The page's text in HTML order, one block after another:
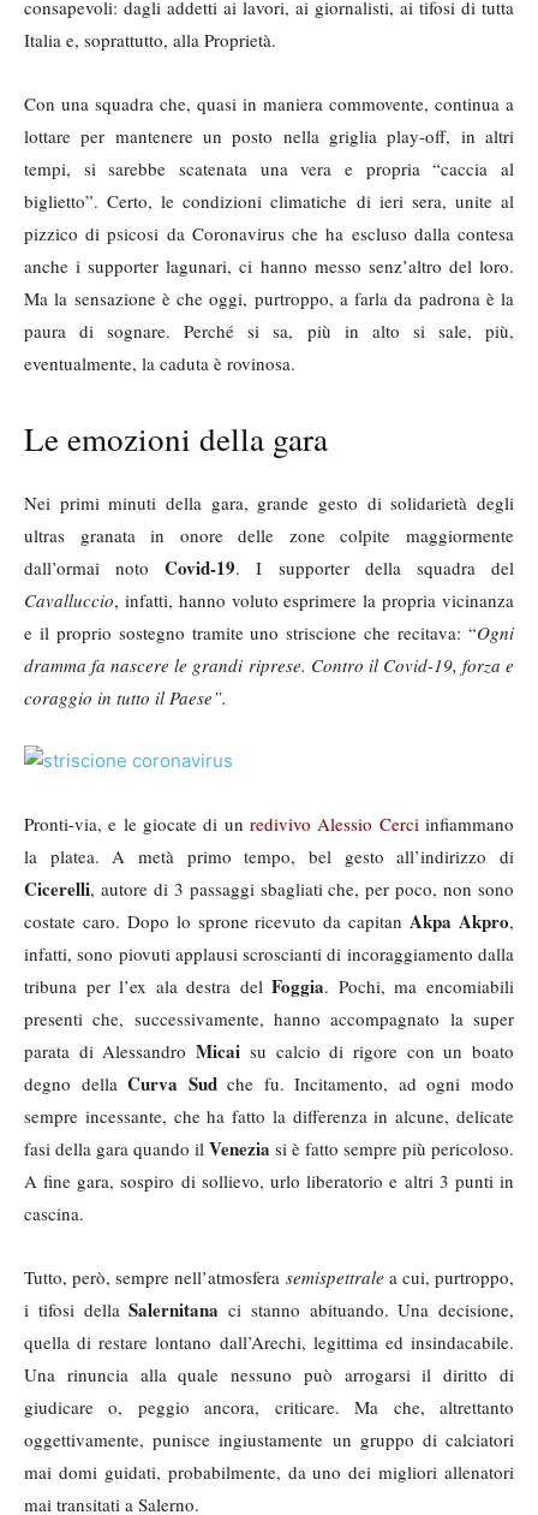
consapevoli: dagli addetti ai lavori, ai giornalisti, ai tifosi di tutta
Italia e, soprattutto, alla Proprietà.
Con una squadra che, quasi in maniera commovente, continua a
lottare per mantenere un posto nella griglia play-off, in altri
tempi, si sarebbe scatenata una vera e propria “caccia al
biglietto”. Certo, le condizioni climatiche di ieri sera, unite al
pizzico di psicosi da Coronavirus che ha escluso dalla contesa
anche i supporter lagunari, ci hanno messo senz’altro del loro.
Ma la sensazione è che oggi, purtroppo, a farla da padrona è la
paura di sognare. Perché si sa, più in alto si sale, più,
eventualmente, la caduta è rovinosa.
Le emozioni della gara
Nei primi minuti della gara, grande gesto di solidarietà degli
ultras granata in onore delle zone colpite maggiormente
dall’ormai notoCovid-19. I supporter della squadra del
Cavalluccio, infatti, hanno voluto esprimere la propria vicinanza
e il proprio sostegno tramite uno striscione che recitava: “Ogni
dramma fa nascere le grandi riprese. Contro il Covid-19, forza e
coraggio in tutto il Paese”.
Pronti-via, e le giocate di un redivivo Alessio Cerciinfiammano
la platea. A metà primo tempo, bel gesto all’indirizzo di
Cicerelli, autore di 3 passaggi sbagliati che, per poco, non sono
costate caro. Dopo lo sprone ricevuto da capitanAkpa Akpro,
infatti, sono piovuti applausi scroscianti di incoraggiamento dalla
tribuna per l’ex ala destra delFoggia. Pochi, ma encomiabili
presenti che, successivamente, hanno accompagnato la super
parata di AlessandroMicai su calcio di rigore con un boato
degno dellaCurva Sudche fu. Incitamento, ad ogni modo
sempre incessante, che ha fatto la differenza in alcune, delicate
fasi della gara quando il Venezia si è fatto sempre più pericoloso.
A fine gara, sospiro di sollievo, urlo liberatorio e altri 3 punti in
cascina.
Tutto, però, sempre nell’atmosfera semispettrale a cui, purtroppo,
i tifosi dellaSalernitana ci stanno abituando. Una decisione,
quella di restare lontano dall’Arechi, legittima ed insindacabile.
Una rinuncia alla quale nessuno può arrogarsi il diritto di
giudicare o, peggio ancora, criticare. Ma che, altrettanto
oggettivamente, punisce ingiustamente un gruppo di calciatori
mai domi guidati, probabilmente, da uno dei migliori allenatori
mai transitati a Salerno.